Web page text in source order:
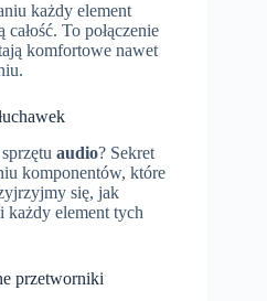
każdy element
To połączenie
komfortowe nawet
audio? Sekret
komponentów, które
się, jak
element tych
przetworniki